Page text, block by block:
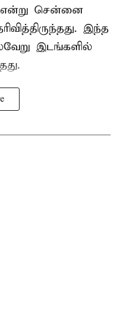
என்று சென்னை
இந்த
இடங்களில்